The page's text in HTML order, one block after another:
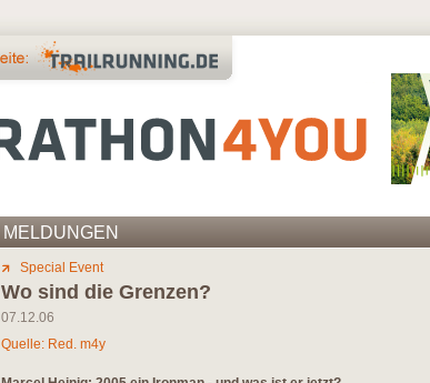
MELDUNGEN
Special Event
Wo sind die Grenzen?
07.12.06
Quelle: Red. m4y